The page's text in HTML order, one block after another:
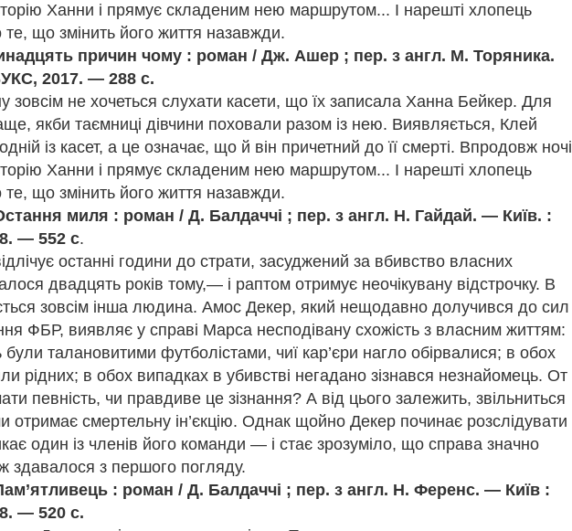
Ханни і прямує складеним нею маршрутом... І нарешті хлопець
те, що змінить його життя назавжди.
причин чому : роман / Дж. Ашер ; пер. з англ. М. Торяника.
2017. — 288 с.
зовсім не хочеться слухати касети, що їх записала Ханна Бейкер. Для
якби таємниці дівчини поховали разом із нею. Виявляється, Клей
із касет, а це означає, що й він причетний до її смерті. Впродовж ночі
Ханни і прямує складеним нею маршрутом... І нарешті хлопець
те, що змінить його життя назавжди.
миля : роман / Д. Балдаччі ; пер. з англ. Н. Гайдай. — Київ. :
— 552 с.
останні години до страти, засуджений за вбивство власних
двадцять років тому,— і раптом отримує неочікувану відстрочку. В
зовсім інша людина. Амос Декер, який нещодавно долучився до сил
ФБР, виявляє у справі Марса несподівану схожість з власним життям:
талановитими футболістами, чиї кар’єри нагло обірвалися; в обох
рідних; в обох випадках в убивстві негадано зізнався незнайомець. От
певність, чи правдиве це зізнання? А від цього залежить, звільниться
отримає смертельну ін’єкцію. Однак щойно Декер починає розслідувати
один із членів його команди — і стає зрозуміло, що справа значно
здавалося з першого погляду.
: роман / Д. Балдаччі ; пер. з англ. Н. Ференс. — Київ :
— 520 с.
повість про егоїзм і жорстоку погорду. Kронін звернувся до теми егоїзму, до витоків,
адже егоїзм і власницька психологія нероздільні, вони — джерело страждання та загибелі
за свої права шахтарів Південного Уельсу Kронін розповів у романі «Зорі дивляться
драматичні.
глибокий психологічний роман, у якому йдеться про боягузтво, зраду, жадобу
любові» переплітаються три різні історії любові із різних етапів життя героїні. Читач
просторі, відчуваючи пульсуючу енергію переплетених доль. «Три любові» варто читати не
сюжет, але й через важливі філософські питання, що висвітлює книга.
майстерними українськими перекладачами, відкривають новим поколінням читачів
життєвих випробувань і непохитної віри в людину. Спадщина Арчибальда Кроніна
частиною світової літератури, надихаючи на роздуми про справжні цінності та силу
творчості Арчибальда Кроніна завітати у відділ міського абонементу і ближче
творами письменника.